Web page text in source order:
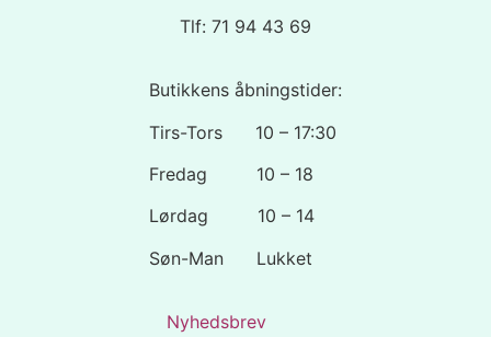
Tlf: 71 94 43 69
Butikkens åbningstider:
Tirs-Tors 10 – 17:30
Fredag 10 – 18
Lørdag 10 – 14
Søn-Man Lukket
Nyhedsbrev